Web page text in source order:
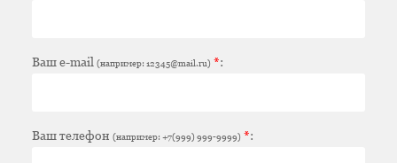
Ваш e-mail (например: 12345@mail.ru) *:
Ваш телефон (например: +7(999) 999-9999) *: